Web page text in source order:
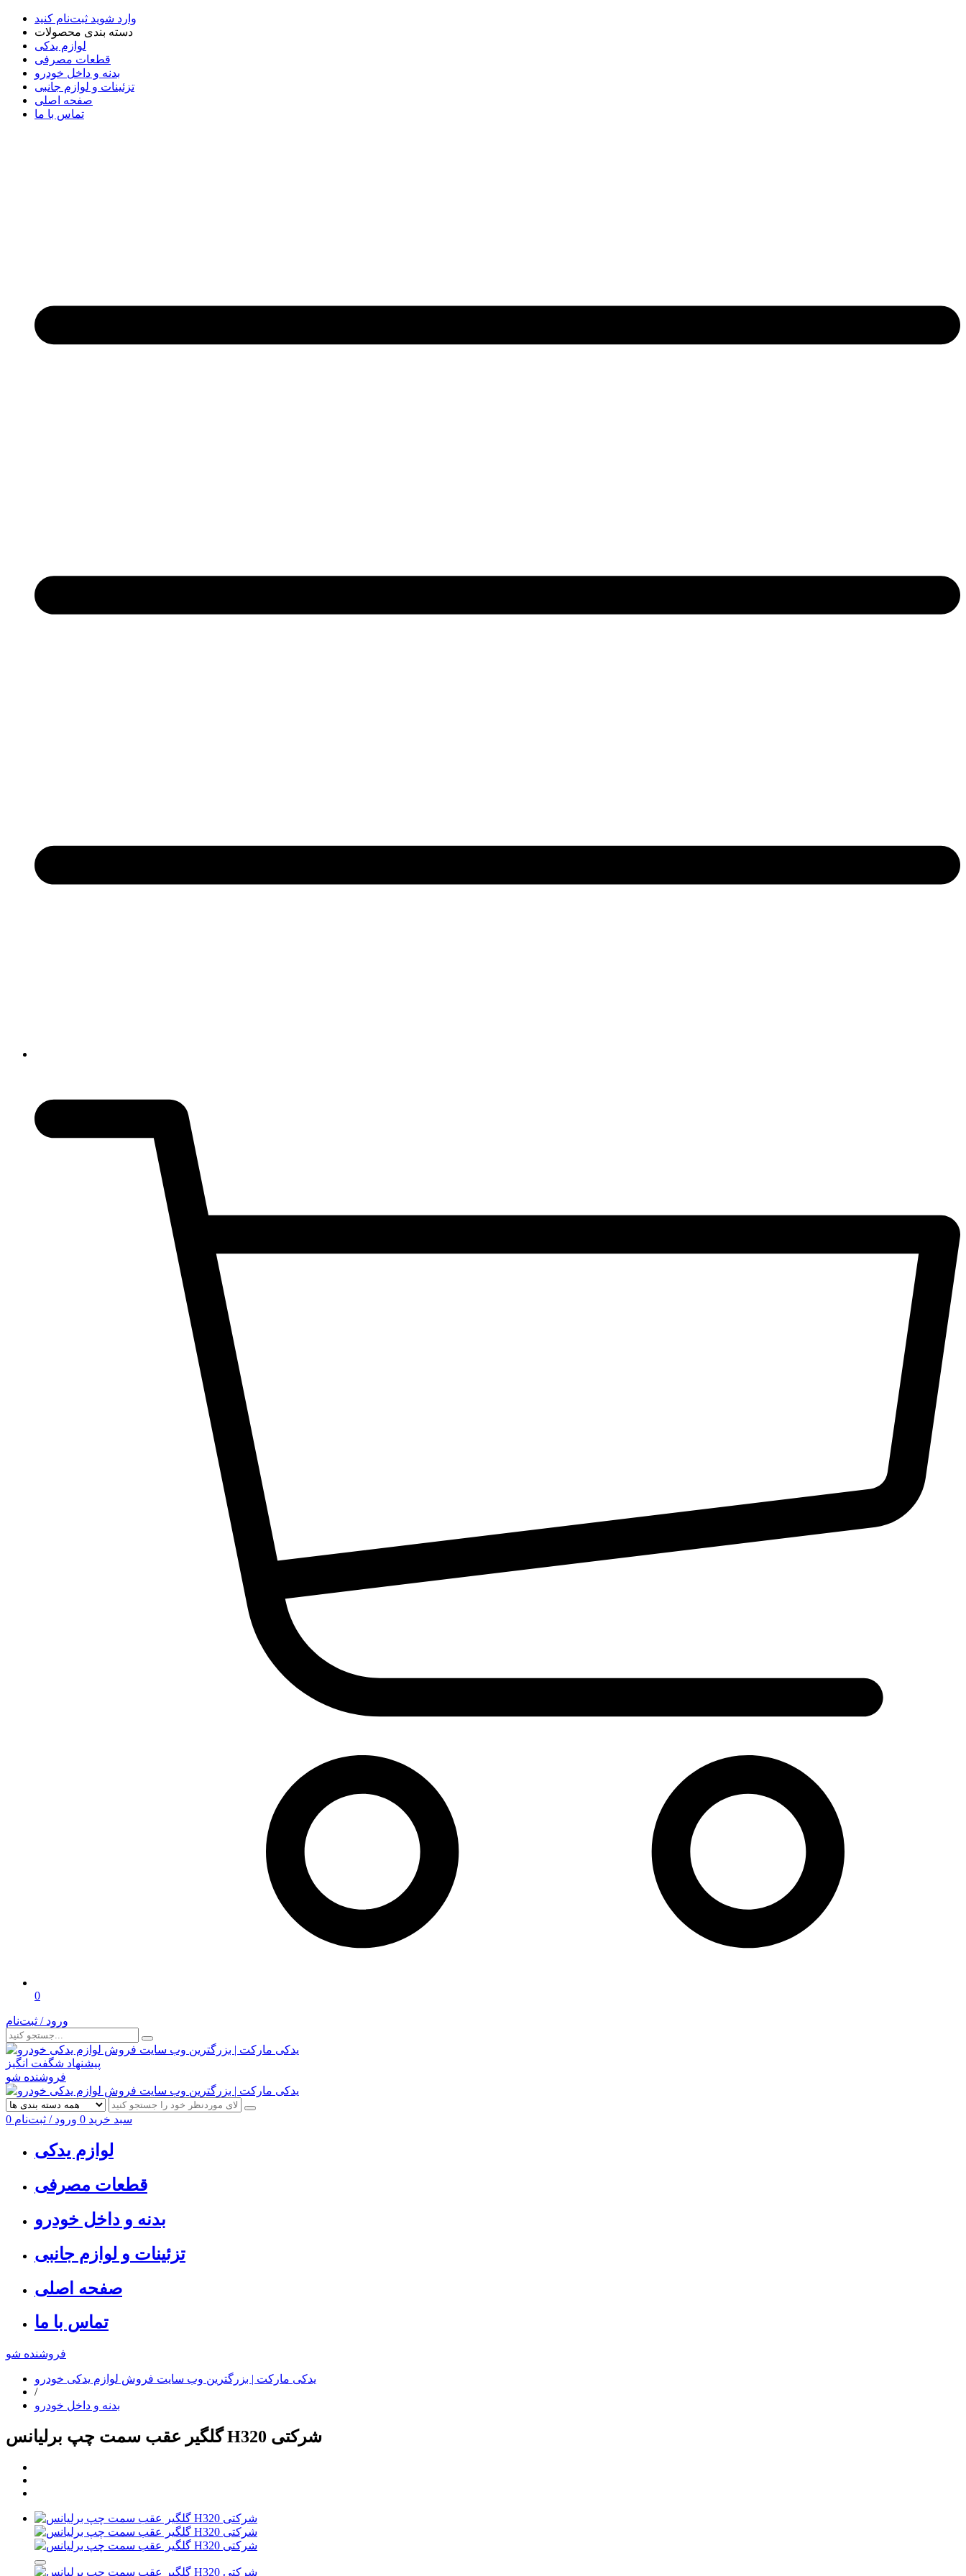
وارد شوید ثبت‌نام کنید
دسته بندی محصولات
لوازم یدکی
قطعات مصرفی
بدنه و داخل خودرو
تزئینات و لوازم جانبی
صفحه اصلی
تماس با ما
0
ورود / ثبت‌نام
پیشنهاد شگفت انگیز
فروشنده شو
0 سبد خرید 0 ورود / ثبت‌نام
لوازم یدکی
قطعات مصرفی
بدنه و داخل خودرو
تزئینات و لوازم جانبی
صفحه اصلی
تماس با ما
فروشنده شو
یدکی مارکت | بزرگترین وب سایت فروش لوازم یدکی خودرو
/
بدنه و داخل خودرو
گلگیر عقب سمت چپ برلیانس H320 شرکتی